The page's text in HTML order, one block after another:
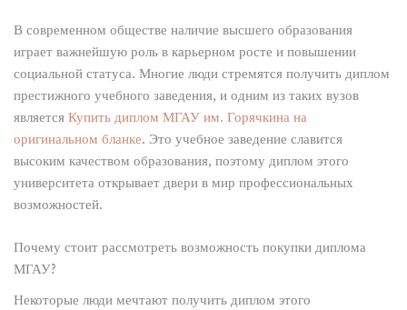
В современном обществе наличие высшего образования
играет важнейшую роль в карьерном росте и повышении
социальной статуса. Многие люди стремятся получить диплом
престижного учебного заведения, и одним из таких вузов
является Купить диплом МГАУ им. Горячкина на
оригинальном бланке. Это учебное заведение славится
высоким качеством образования, поэтому диплом этого
университета открывает двери в мир профессиональных
возможностей.
Почему стоит рассмотреть возможность покупки диплома
МГАУ?
Некоторые люди мечтают получить диплом этого